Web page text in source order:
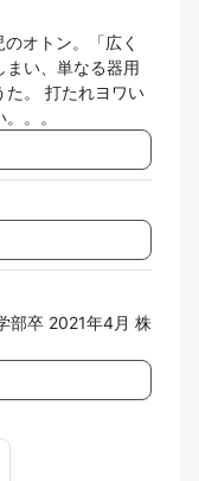
オトン。「広く
まい、単なる器用
た。 打たれヨワい
。。
部卒 2021年4月 株